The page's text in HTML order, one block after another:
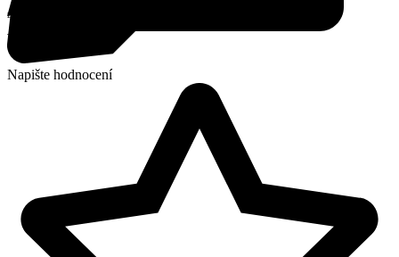
WhatsApp
Email
Tisk
Napište hodnocení